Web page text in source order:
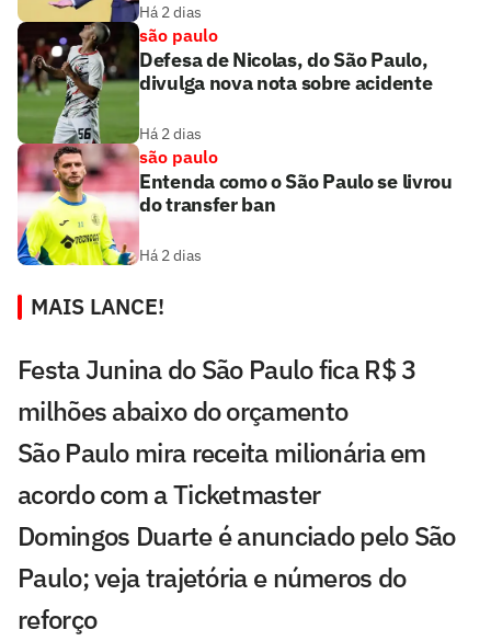
Há 2 dias
são paulo
Defesa de Nicolas, do São Paulo,
divulga nova nota sobre acidente
Há 2 dias
são paulo
Entenda como o São Paulo se livrou
do transfer ban
Há 2 dias
MAIS LANCE!
Festa Junina do São Paulo fica R$ 3
milhões abaixo do orçamento
São Paulo mira receita milionária em
acordo com a Ticketmaster
Domingos Duarte é anunciado pelo São
Paulo; veja trajetória e números do
reforço